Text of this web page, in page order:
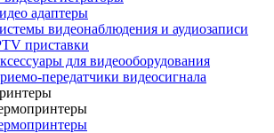
адаптеры
видеонаблюдения и аудиозаписи
приставки
для видеооборудования
передатчики видеосигнала